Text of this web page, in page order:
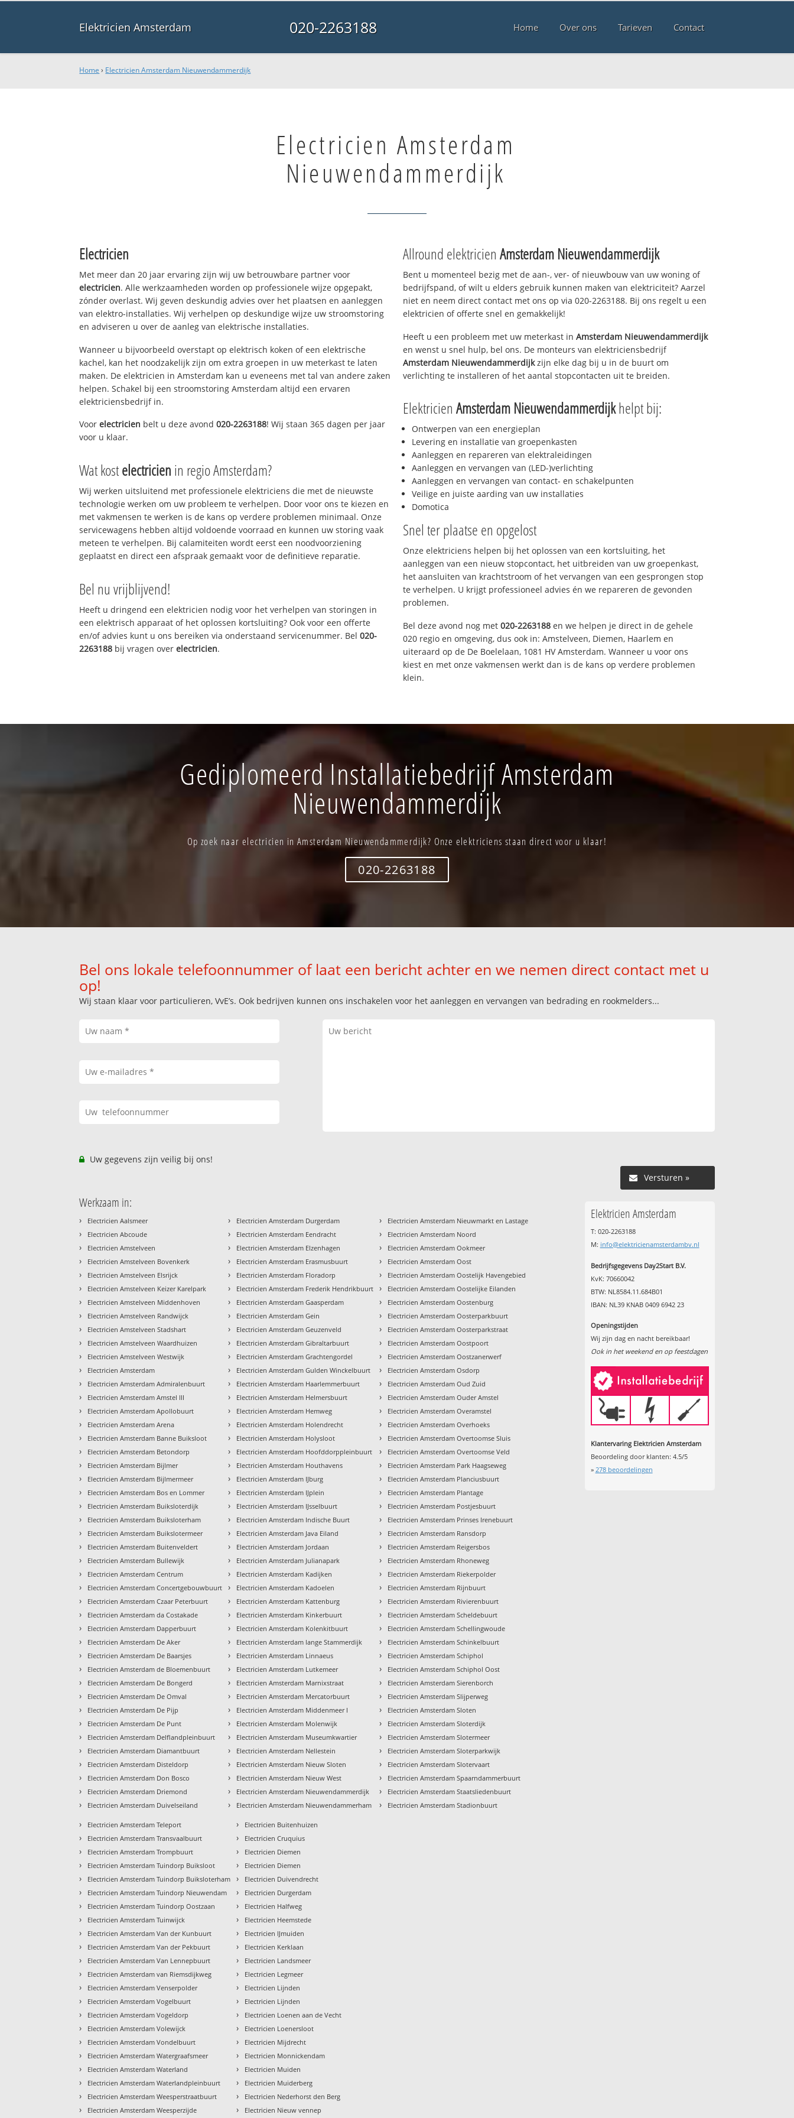
Elektricien Amsterdam 020-2263188 Home Over ons Tarieven Contact
Home › Electricien Amsterdam Nieuwendammerdijk
Electricien Amsterdam
Nieuwendammerdijk
Electricien
Met meer dan 20 jaar ervaring zijn wij uw betrouwbare partner voor
electricien. Alle werkzaamheden worden op professionele wijze opgepakt,
zónder overlast. Wij geven deskundig advies over het plaatsen en aanleggen
van elektro-installaties. Wij verhelpen op deskundige wijze uw stroomstoring
en adviseren u over de aanleg van elektrische installaties.
Wanneer u bijvoorbeeld overstapt op elektrisch koken of een elektrische
kachel, kan het noodzakelijk zijn om extra groepen in uw meterkast te laten
maken. De elektricien in Amsterdam kan u eveneens met tal van andere zaken
helpen. Schakel bij een stroomstoring Amsterdam altijd een ervaren
elektriciensbedrijf in.
Voorelectricien belt u deze avond020-2263188! Wij staan 365 dagen per jaar
voor u klaar.
Wat kostelectricien in regio Amsterdam?
Wij werken uitsluitend met professionele elektriciens die met de nieuwste
technologie werken om uw probleem te verhelpen. Door voor ons te kiezen en
met vakmensen te werken is de kans op verdere problemen minimaal. Onze
servicewagens hebben altijd voldoende voorraad en kunnen uw storing vaak
meteen te verhelpen. Bij calamiteiten wordt eerst een noodvoorziening
geplaatst en direct een afspraak gemaakt voor de definitieve reparatie.
Bel nu vrijblijvend!
Heeft u dringend een elektricien nodig voor het verhelpen van storingen in
een elektrisch apparaat of het oplossen kortsluiting? Ook voor een offerte
en/of advies kunt u ons bereiken via onderstaand servicenummer. Bel020-
2263188 bij vragen overelectricien.
Allround elektricien Amsterdam Nieuwendammerdijk
Bent u momenteel bezig met de aan-, ver- of nieuwbouw van uw woning of
bedrijfspand, of wilt u elders gebruik kunnen maken van elektriciteit? Aarzel
niet en neem direct contact met ons op via 020-2263188. Bij ons regelt u een
elektricien of offerte snel en gemakkelijk!
Heeft u een probleem met uw meterkast in Amsterdam Nieuwendammerdijk
en wenst u snel hulp, bel ons. De monteurs van elektriciensbedrijf
Amsterdam Nieuwendammerdijkzijn elke dag bij u in de buurt om
verlichting te installeren of het aantal stopcontacten uit te breiden.
Elektricien Amsterdam Nieuwendammerdijkhelpt bij:
Ontwerpen van een energieplan
Levering en installatie van groepenkasten
Aanleggen en repareren van elektraleidingen
Aanleggen en vervangen van (LED-)verlichting
Aanleggen en vervangen van contact- en schakelpunten
Veilige en juiste aarding van uw installaties
Domotica
Snel ter plaatse en opgelost
Onze elektriciens helpen bij het oplossen van een kortsluiting, het
aanleggen van een nieuw stopcontact, het uitbreiden van uw groepenkast,
het aansluiten van krachtstroom of het vervangen van een gesprongen stop
te verhelpen. U krijgt professioneel advies én we repareren de gevonden
problemen.
Bel deze avond nog met 020-2263188 en we helpen je direct in de gehele
020 regio en omgeving, dus ook in: Amstelveen, Diemen, Haarlem en
uiteraard op de De Boelelaan, 1081 HV Amsterdam. Wanneer u voor ons
kiest en met onze vakmensen werkt dan is de kans op verdere problemen
klein.
Gediplomeerd Installatiebedrijf Amsterdam
Nieuwendammerdijk
Op zoek naar electricien in Amsterdam Nieuwendammerdijk? Onze elektriciens staan direct voor u klaar!
020-2263188
Bel ons lokale telefoonnummer of laat een bericht achter en we nemen direct contact met u
op!
Wij staan klaar voor particulieren, VvE’s. Ook bedrijven kunnen ons inschakelen voor het aanleggen en vervangen van bedrading en rookmelders...
Uw gegevens zijn veilig bij ons!
Versturen »
Werkzaam in:
› Electricien Aalsmeer
› Electricien Abcoude
› Electricien Amstelveen
› Electricien Amstelveen Bovenkerk
› Electricien Amstelveen Elsrijck
› Electricien Amstelveen Keizer Karelpark
› Electricien Amstelveen Middenhoven
› Electricien Amstelveen Randwijck
› Electricien Amstelveen Stadshart
› Electricien Amstelveen Waardhuizen
› Electricien Amstelveen Westwijk
› Electricien Amsterdam
› Electricien Amsterdam Admiralenbuurt
› Electricien Amsterdam Amstel III
› Electricien Amsterdam Apollobuurt
› Electricien Amsterdam Arena
› Electricien Amsterdam Banne Buiksloot
› Electricien Amsterdam Betondorp
› Electricien Amsterdam Bijlmer
› Electricien Amsterdam Bijlmermeer
› Electricien Amsterdam Bos en Lommer
› Electricien Amsterdam Buiksloterdijk
› Electricien Amsterdam Buiksloterham
› Electricien Amsterdam Buikslotermeer
› Electricien Amsterdam Buitenveldert
› Electricien Amsterdam Bullewijk
› Electricien Amsterdam Centrum
› Electricien Amsterdam Concertgebouwbuurt
› Electricien Amsterdam Czaar Peterbuurt
› Electricien Amsterdam da Costakade
› Electricien Amsterdam Dapperbuurt
› Electricien Amsterdam De Aker
› Electricien Amsterdam De Baarsjes
› Electricien Amsterdam de Bloemenbuurt
› Electricien Amsterdam De Bongerd
› Electricien Amsterdam De Omval
› Electricien Amsterdam De Pijp
› Electricien Amsterdam De Punt
› Electricien Amsterdam Delflandpleinbuurt
› Electricien Amsterdam Diamantbuurt
› Electricien Amsterdam Disteldorp
› Electricien Amsterdam Don Bosco
› Electricien Amsterdam Driemond
› Electricien Amsterdam Duivelseiland
› Electricien Amsterdam Durgerdam
› Electricien Amsterdam Eendracht
› Electricien Amsterdam Elzenhagen
› Electricien Amsterdam Erasmusbuurt
› Electricien Amsterdam Floradorp
› Electricien Amsterdam Frederik Hendrikbuurt
› Electricien Amsterdam Gaasperdam
› Electricien Amsterdam Gein
› Electricien Amsterdam Geuzenveld
› Electricien Amsterdam Gibraltarbuurt
› Electricien Amsterdam Grachtengordel
› Electricien Amsterdam Gulden Winckelbuurt
› Electricien Amsterdam Haarlemmerbuurt
› Electricien Amsterdam Helmersbuurt
› Electricien Amsterdam Hemweg
› Electricien Amsterdam Holendrecht
› Electricien Amsterdam Holysloot
› Electricien Amsterdam Hoofddorppleinbuurt
› Electricien Amsterdam Houthavens
› Electricien Amsterdam IJburg
› Electricien Amsterdam IJplein
› Electricien Amsterdam IJsselbuurt
› Electricien Amsterdam Indische Buurt
› Electricien Amsterdam Java Eiland
› Electricien Amsterdam Jordaan
› Electricien Amsterdam Julianapark
› Electricien Amsterdam Kadijken
› Electricien Amsterdam Kadoelen
› Electricien Amsterdam Kattenburg
› Electricien Amsterdam Kinkerbuurt
› Electricien Amsterdam Kolenkitbuurt
› Electricien Amsterdam lange Stammerdijk
› Electricien Amsterdam Linnaeus
› Electricien Amsterdam Lutkemeer
› Electricien Amsterdam Marnixstraat
› Electricien Amsterdam Mercatorbuurt
› Electricien Amsterdam Middenmeer I
› Electricien Amsterdam Molenwijk
› Electricien Amsterdam Museumkwartier
› Electricien Amsterdam Nellestein
› Electricien Amsterdam Nieuw Sloten
› Electricien Amsterdam Nieuw West
› Electricien Amsterdam Nieuwendammerdijk
› Electricien Amsterdam Nieuwendammerham
› Electricien Amsterdam Nieuwmarkt en Lastage
› Electricien Amsterdam Noord
› Electricien Amsterdam Ookmeer
› Electricien Amsterdam Oost
› Electricien Amsterdam Oostelijk Havengebied
› Electricien Amsterdam Oostelijke Eilanden
› Electricien Amsterdam Oostenburg
› Electricien Amsterdam Oosterparkbuurt
› Electricien Amsterdam Oosterparkstraat
› Electricien Amsterdam Oostpoort
› Electricien Amsterdam Oostzanerwerf
› Electricien Amsterdam Osdorp
› Electricien Amsterdam Oud Zuid
› Electricien Amsterdam Ouder Amstel
› Electricien Amsterdam Overamstel
› Electricien Amsterdam Overhoeks
› Electricien Amsterdam Overtoomse Sluis
› Electricien Amsterdam Overtoomse Veld
› Electricien Amsterdam Park Haagseweg
› Electricien Amsterdam Planciusbuurt
› Electricien Amsterdam Plantage
› Electricien Amsterdam Postjesbuurt
› Electricien Amsterdam Prinses Irenebuurt
› Electricien Amsterdam Ransdorp
› Electricien Amsterdam Reigersbos
› Electricien Amsterdam Rhoneweg
› Electricien Amsterdam Riekerpolder
› Electricien Amsterdam Rijnbuurt
› Electricien Amsterdam Rivierenbuurt
› Electricien Amsterdam Scheldebuurt
› Electricien Amsterdam Schellingwoude
› Electricien Amsterdam Schinkelbuurt
› Electricien Amsterdam Schiphol
› Electricien Amsterdam Schiphol Oost
› Electricien Amsterdam Sierenborch
› Electricien Amsterdam Slijperweg
› Electricien Amsterdam Sloten
› Electricien Amsterdam Sloterdijk
› Electricien Amsterdam Slotermeer
› Electricien Amsterdam Sloterparkwijk
› Electricien Amsterdam Slotervaart
› Electricien Amsterdam Spaarndammerbuurt
› Electricien Amsterdam Staatsliedenbuurt
› Electricien Amsterdam Stadionbuurt
› Electricien Amsterdam Teleport
› Electricien Amsterdam Transvaalbuurt
› Electricien Amsterdam Trompbuurt
› Electricien Amsterdam Tuindorp Buiksloot
› Electricien Amsterdam Tuindorp Buiksloterham
› Electricien Amsterdam Tuindorp Nieuwendam
› Electricien Amsterdam Tuindorp Oostzaan
› Electricien Amsterdam Tuinwijck
› Electricien Amsterdam Van der Kunbuurt
› Electricien Amsterdam Van der Pekbuurt
› Electricien Amsterdam Van Lennepbuurt
› Electricien Amsterdam van Riemsdijkweg
› Electricien Amsterdam Venserpolder
› Electricien Amsterdam Vogelbuurt
› Electricien Amsterdam Vogeldorp
› Electricien Amsterdam Volewijck
› Electricien Amsterdam Vondelbuurt
› Electricien Amsterdam Watergraafsmeer
› Electricien Amsterdam Waterland
› Electricien Amsterdam Waterlandpleinbuurt
› Electricien Amsterdam Weesperstraatbuurt
› Electricien Amsterdam Weesperzijde
› Electricien Buitenhuizen
› Electricien Cruquius
› Electricien Diemen
› Electricien Diemen
› Electricien Duivendrecht
› Electricien Durgerdam
› Electricien Halfweg
› Electricien Heemstede
› Electricien IJmuiden
› Electricien Kerklaan
› Electricien Landsmeer
› Electricien Legmeer
› Electricien Lijnden
› Electricien Lijnden
› Electricien Loenen aan de Vecht
› Electricien Loenersloot
› Electricien Mijdrecht
› Electricien Monnickendam
› Electricien Muiden
› Electricien Muiderberg
› Electricien Nederhorst den Berg
› Electricien Nieuw vennep
Elektricien Amsterdam
T: 020-2263188
M: info@elektricienamsterdambv.nl
Bedrijfsgegevens Day2Start B.V.
KvK: 70660042
BTW: NL8584.11.684B01
IBAN: NL39 KNAB 0409 6942 23
Openingstijden
Wij zijn dag en nacht bereikbaar!
Ook in het weekend en op feestdagen
Klantervaring Elektricien Amsterdam
Beoordeling door klanten: 4.5/5
» 278beoordelingen